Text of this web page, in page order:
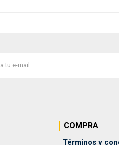
COMPRA
Términos y